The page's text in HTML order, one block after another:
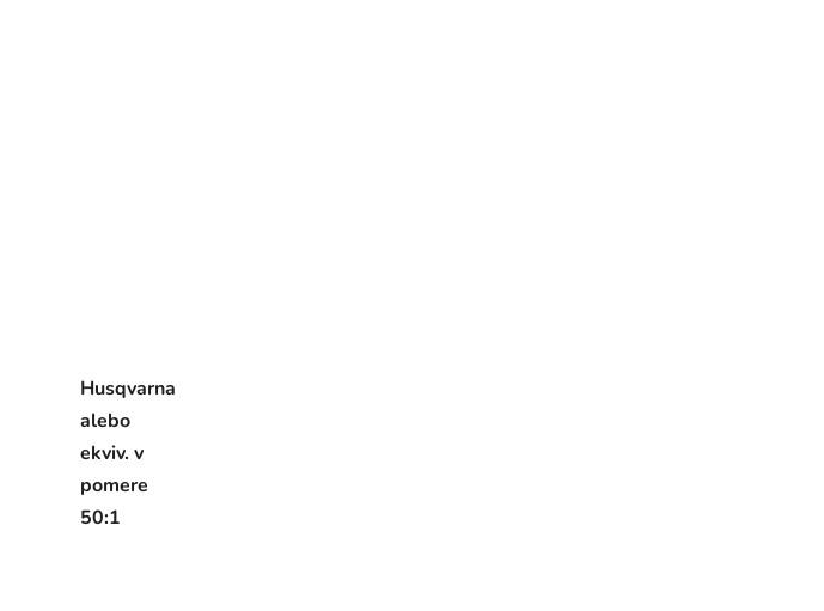
Husqvarna
alebo
ekviv. v
pomere
50:1